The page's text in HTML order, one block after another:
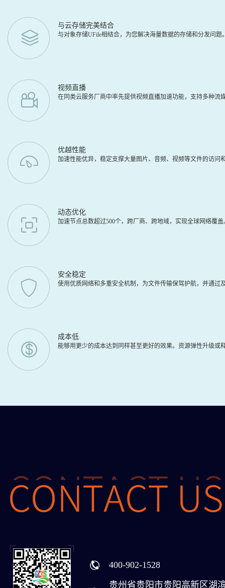
与云存储完美结合
与对象存储UFile相结合，为您解决海量数据的存储和分发问
视频直播
在同类云服务厂商中率先提供视频直播加速功能，支持多种流
优越性能
加速性能优异，稳定支撑大量图片、音频、视频等文件的访问
动态优化
加速节点总数超过500个，跨厂商、跨地域，实现全球网络覆
安全稳定
使用优质网络和多重安全机制，为文件传输保驾护航，并通
成本低
能够用更少的成本达到同样甚至更好的效果。资源弹性升级或
400-902-1528
贵州省贵阳市贵阳高新区湖